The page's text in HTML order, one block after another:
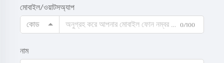
মোবাইল/ওয়াটসঅ্যাপ
কোড
0/100
নাম